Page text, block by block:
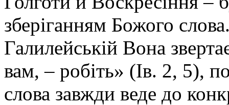
зберіганням Божого
Галилейській Вона
вам, – робіть» (Ів. 2, 5),
слова завжди веде до